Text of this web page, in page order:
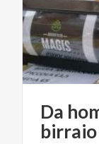
Da
birraio